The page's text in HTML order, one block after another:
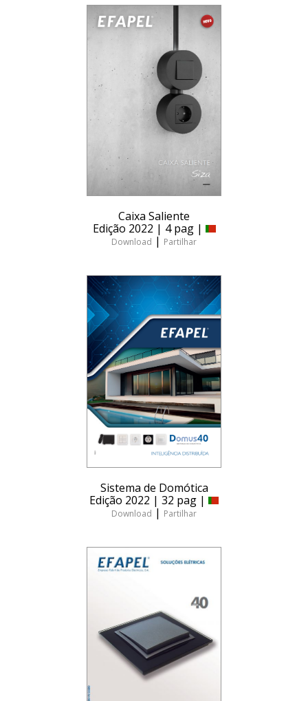
Caixa Saliente
Edição 2022 | 4 pag |
Download | Partilhar
Sistema de Domótica
Edição 2022 | 32 pag |
Download | Partilhar